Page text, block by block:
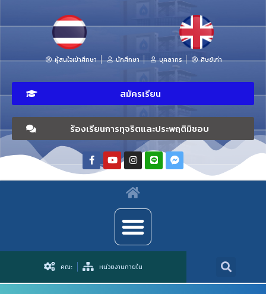
ผู้สนใจเข้าศึกษา นักศึกษา บุคลากร ศิษย์เก่า
สมัครเรียน
ร้องเรียนการทุจริตและประพฤติมิชอบ
คณะ หน่วยงานภายใน